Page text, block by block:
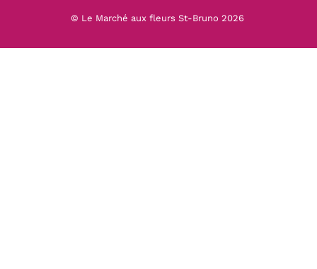
© Le Marché aux fleurs St-Bruno 2026